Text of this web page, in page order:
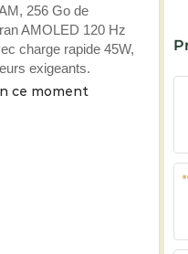
256 Go de
AMOLED 120 Hz
charge rapide 45W,
exigeants.
ce moment